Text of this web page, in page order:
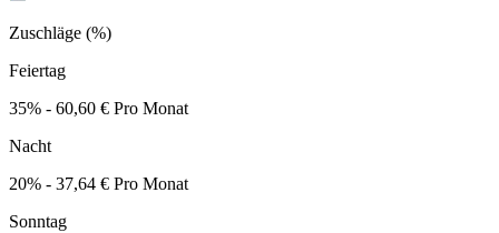
Zuschläge (%)
Feiertag
35% - 60,60 € Pro Monat
Nacht
20% - 37,64 € Pro Monat
Sonntag